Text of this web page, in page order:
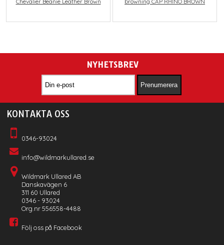
NYHETSBREV
KONTAKTA OSS
0346-93024
info@wildmarkullared.se
Wildmark Ullared AB
Danskavägen 6
311 60 Ullared
0346 - 93024
Org.nr 556558-4488
Följ oss på Facebook